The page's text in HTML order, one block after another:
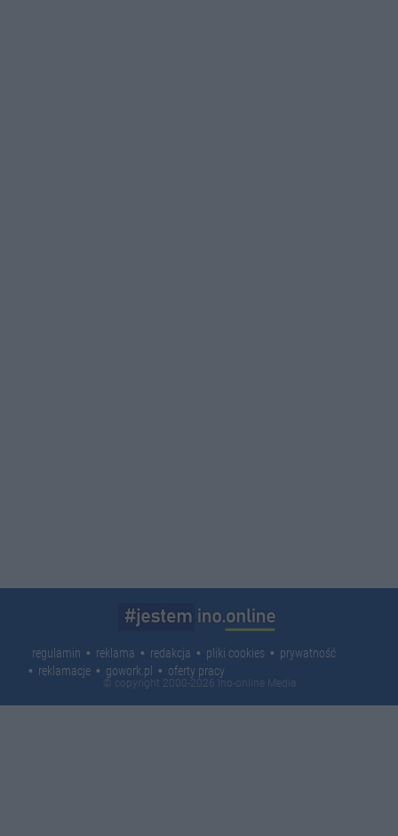
regulamin reklama redakcja pliki cookies
prywatność
reklamacje
gowork.pl oferty pracy
© copyright 2000-2026 Ino-online Media